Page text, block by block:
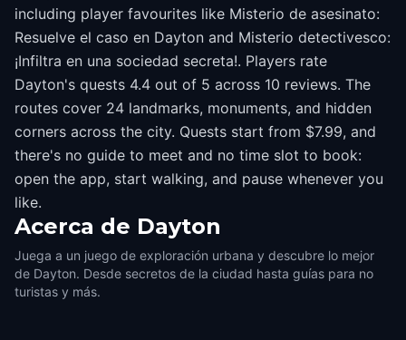
including player favourites like Misterio de asesinato:
Resuelve el caso en Dayton and Misterio detectivesco:
¡Infiltra en una sociedad secreta!. Players rate
Dayton's quests 4.4 out of 5 across 10 reviews. The
routes cover 24 landmarks, monuments, and hidden
corners across the city. Quests start from $7.99, and
there's no guide to meet and no time slot to book:
open the app, start walking, and pause whenever you
like.
Acerca de Dayton
Juega a un juego de exploración urbana y descubre lo mejor
de Dayton. Desde secretos de la ciudad hasta guías para no
turistas y más.